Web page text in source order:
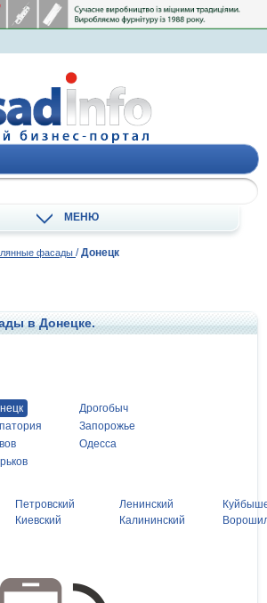
МЕНЮ
фасады / Донецк
в Донецке.
Дрогобыч
Запорожье
Одесса
Петровский Ленинский
Киевский Калининский